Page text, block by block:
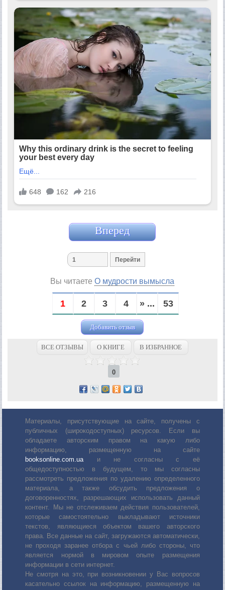
Вперед
Вы читаетеО мудрости вымысла
1 2 3 4 » ... 53
Добавить отзыв
ВСЕ ОТЗЫВЫ О КНИГЕ В ИЗБРАННОЕ
0
Материалы, присутствующие на сайте, получены с
публичных (широкодоступных) ресурсов. Если вы
обладаете авторским правом на какую либо
информацию, размещенную на сайте
booksonline.com.uaи не согласны с её
общедоступностью в будущем, то мы согласны
рассмотреть предложения по удалению определенного
материала, а также обсудить предложения о
договоренностях, разрешающих использовать данный
контент. Мы не отслеживаем действия пользователей,
которые самостоятельно выкладывают источники
текстов, являющиеся объектом вашего авторского
права. Все данные на сайт, загружаются автоматически,
не проходя заранее отбора с чьей либо стороны, что
является нормой в мировом опыте размещения
информации в сети интернет.
Не смотря на это, при возникновении у Вас вопросов
касательно ссылок на информацию, размещенную на